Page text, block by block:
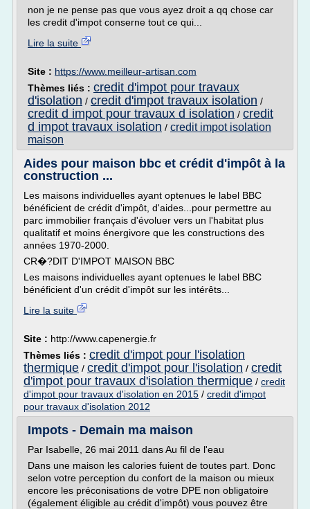
non je ne pense pas que vous ayez droit a qq chose car
les credit d'impot conserne tout ce qui...
Lire la suite
Site : https://www.meilleur-artisan.com
Thèmes liés : credit d'impot pour travaux
d'isolation / credit d'impot travaux isolation /
credit d impot pour travaux d isolation / credit
d impot travaux isolation / credit impot isolation
maison
Aides pour maison bbc et crédit d'impôt à la
construction ...
Les maisons individuelles ayant optenues le label BBC
bénéficient de crédit d'impôt, d'aides...pour permettre au
parc immobilier français d'évoluer vers un l'habitat plus
qualitatif et moins énergivore que les constructions des
années 1970-2000.
CR�?DIT D'IMPOT MAISON BBC
Les maisons individuelles ayant optenues le label BBC
bénéficient d'un crédit d'impôt sur les intérêts...
Lire la suite
Site : http://www.capenergie.fr
Thèmes liés : credit d'impot pour l'isolation
thermique / credit d'impot pour l'isolation / credit
d'impot pour travaux d'isolation thermique / credit
d'impot pour travaux d'isolation en 2015 / credit d'impot
pour travaux d'isolation 2012
Impots - Demain ma maison
Par Isabelle, 26 mai 2011 dans Au fil de l'eau
Dans une maison les calories fuient de toutes part. Donc
selon votre perception du confort de la maison ou mieux
encore les préconisations de votre DPE non obligatoire
(également éligible au crédit d'impôt) vous pouvez être